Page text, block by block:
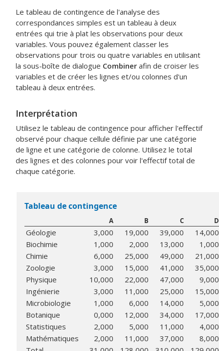
Le tableau de contingence de l'analyse des
correspondances simples est un tableau à deux
entrées qui trie à plat les observations pour deux
variables. Vous pouvez également classer les
observations pour trois ou quatre variables en utilisant
la sous-boîte de dialogue Combiner afin de croiser les
variables et de créer les lignes et/ou colonnes d'un
tableau à deux entrées.
Interprétation
Utilisez le tableau de contingence pour afficher l'effectif
observé pour chaque cellule définie par une catégorie
de ligne et une catégorie de colonne. Utilisez le total
des lignes et des colonnes pour voir l'effectif total de
chaque catégorie.
Tableau de contingence
A B C D
Géologie 3,000 19,000 39,000
14,000
Biochimie
1,000 2,000 13,000
1,000
Chimie
6,000 25,000 49,000
21,000
Zoologie
3,000 15,000 41,000
35,000
Physique
10,000 22,000 47,000
9,000
Ingénierie
3,000 11,000 25,000
15,000
Microbiologie
1,000 6,000 14,000
5,000
Botanique
0,000 12,000 34,000
17,000
Statistiques
2,000 5,000 11,000
4,000
Mathématiques
2,000 11,000 37,000
8,000